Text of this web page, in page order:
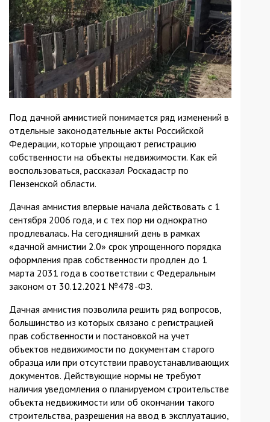
Под дачной амнистией понимается ряд изменений в
отдельные законодательные акты Российской
Федерации, которые упрощают регистрацию
собственности на объекты недвижимости. Как ей
воспользоваться, рассказал Роскадастр по
Пензенской области.
Дачная амнистия впервые начала действовать с 1
сентября 2006 года, и с тех пор ни однократно
продлевалась. На сегодняшний день в рамках
«дачной амнистии 2.0» срок упрощенного порядка
оформления прав собственности продлен до 1
марта 2031 года в соответствии с Федеральным
законом от 30.12.2021 №478-ФЗ.
Дачная амнистия позволила решить ряд вопросов,
большинство из которых связано с регистрацией
прав собственности и постановкой на учет
объектов недвижимости по документам старого
образца или при отсутствии правоустанавливающих
документов. Действующие нормы не требуют
наличия уведомления о планируемом строительстве
объекта недвижимости или об окончании такого
строительства, разрешения на ввод в эксплуатацию,